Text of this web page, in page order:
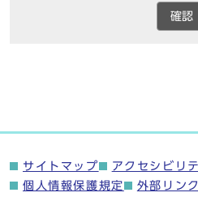
確認
サイトマップ アクセシビリ
個人情報保護規定
外部リン